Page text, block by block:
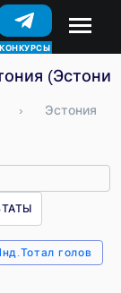
КОНКУРСЫ
›
Эстония
голов